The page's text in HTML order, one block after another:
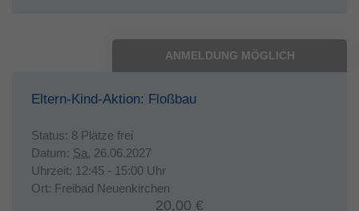
ANMELDUNG MÖGLICH
Eltern-Kind-Aktion: Floßbau
Status: 8 Plätze frei
Datum: Sa. 26.06.2027
Uhrzeit: 12:45 - 15:00 Uhr
Ort: Freibad Neuenkirchen
20,00 €